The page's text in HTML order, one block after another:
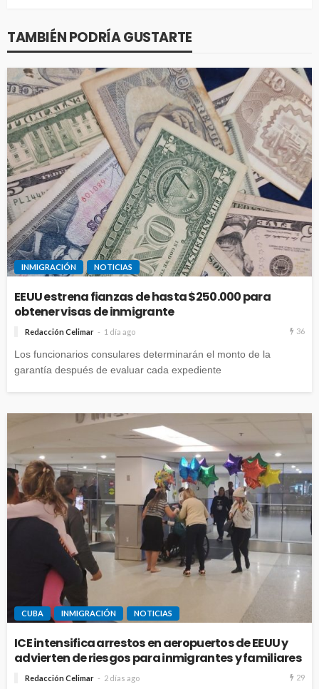
TAMBIÉN PODRÍA GUSTARTE
INMIGRACIÓN NOTICIAS
EEUU estrena fianzas de hasta $250.000 para
obtener visas de inmigrante
Redacción Celimar 1 día ago 36
Los funcionarios consulares determinarán el monto de la
garantía después de evaluar cada expediente
CUBA INMIGRACIÓN NOTICIAS
ICE intensifica arrestos en aeropuertos de EEUU y
advierten de riesgos para inmigrantes y familiares
Redacción Celimar 2 días ago 29